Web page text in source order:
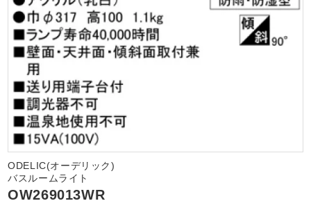
ODELIC(オーデリック)
バスルームライト
OW269013WR